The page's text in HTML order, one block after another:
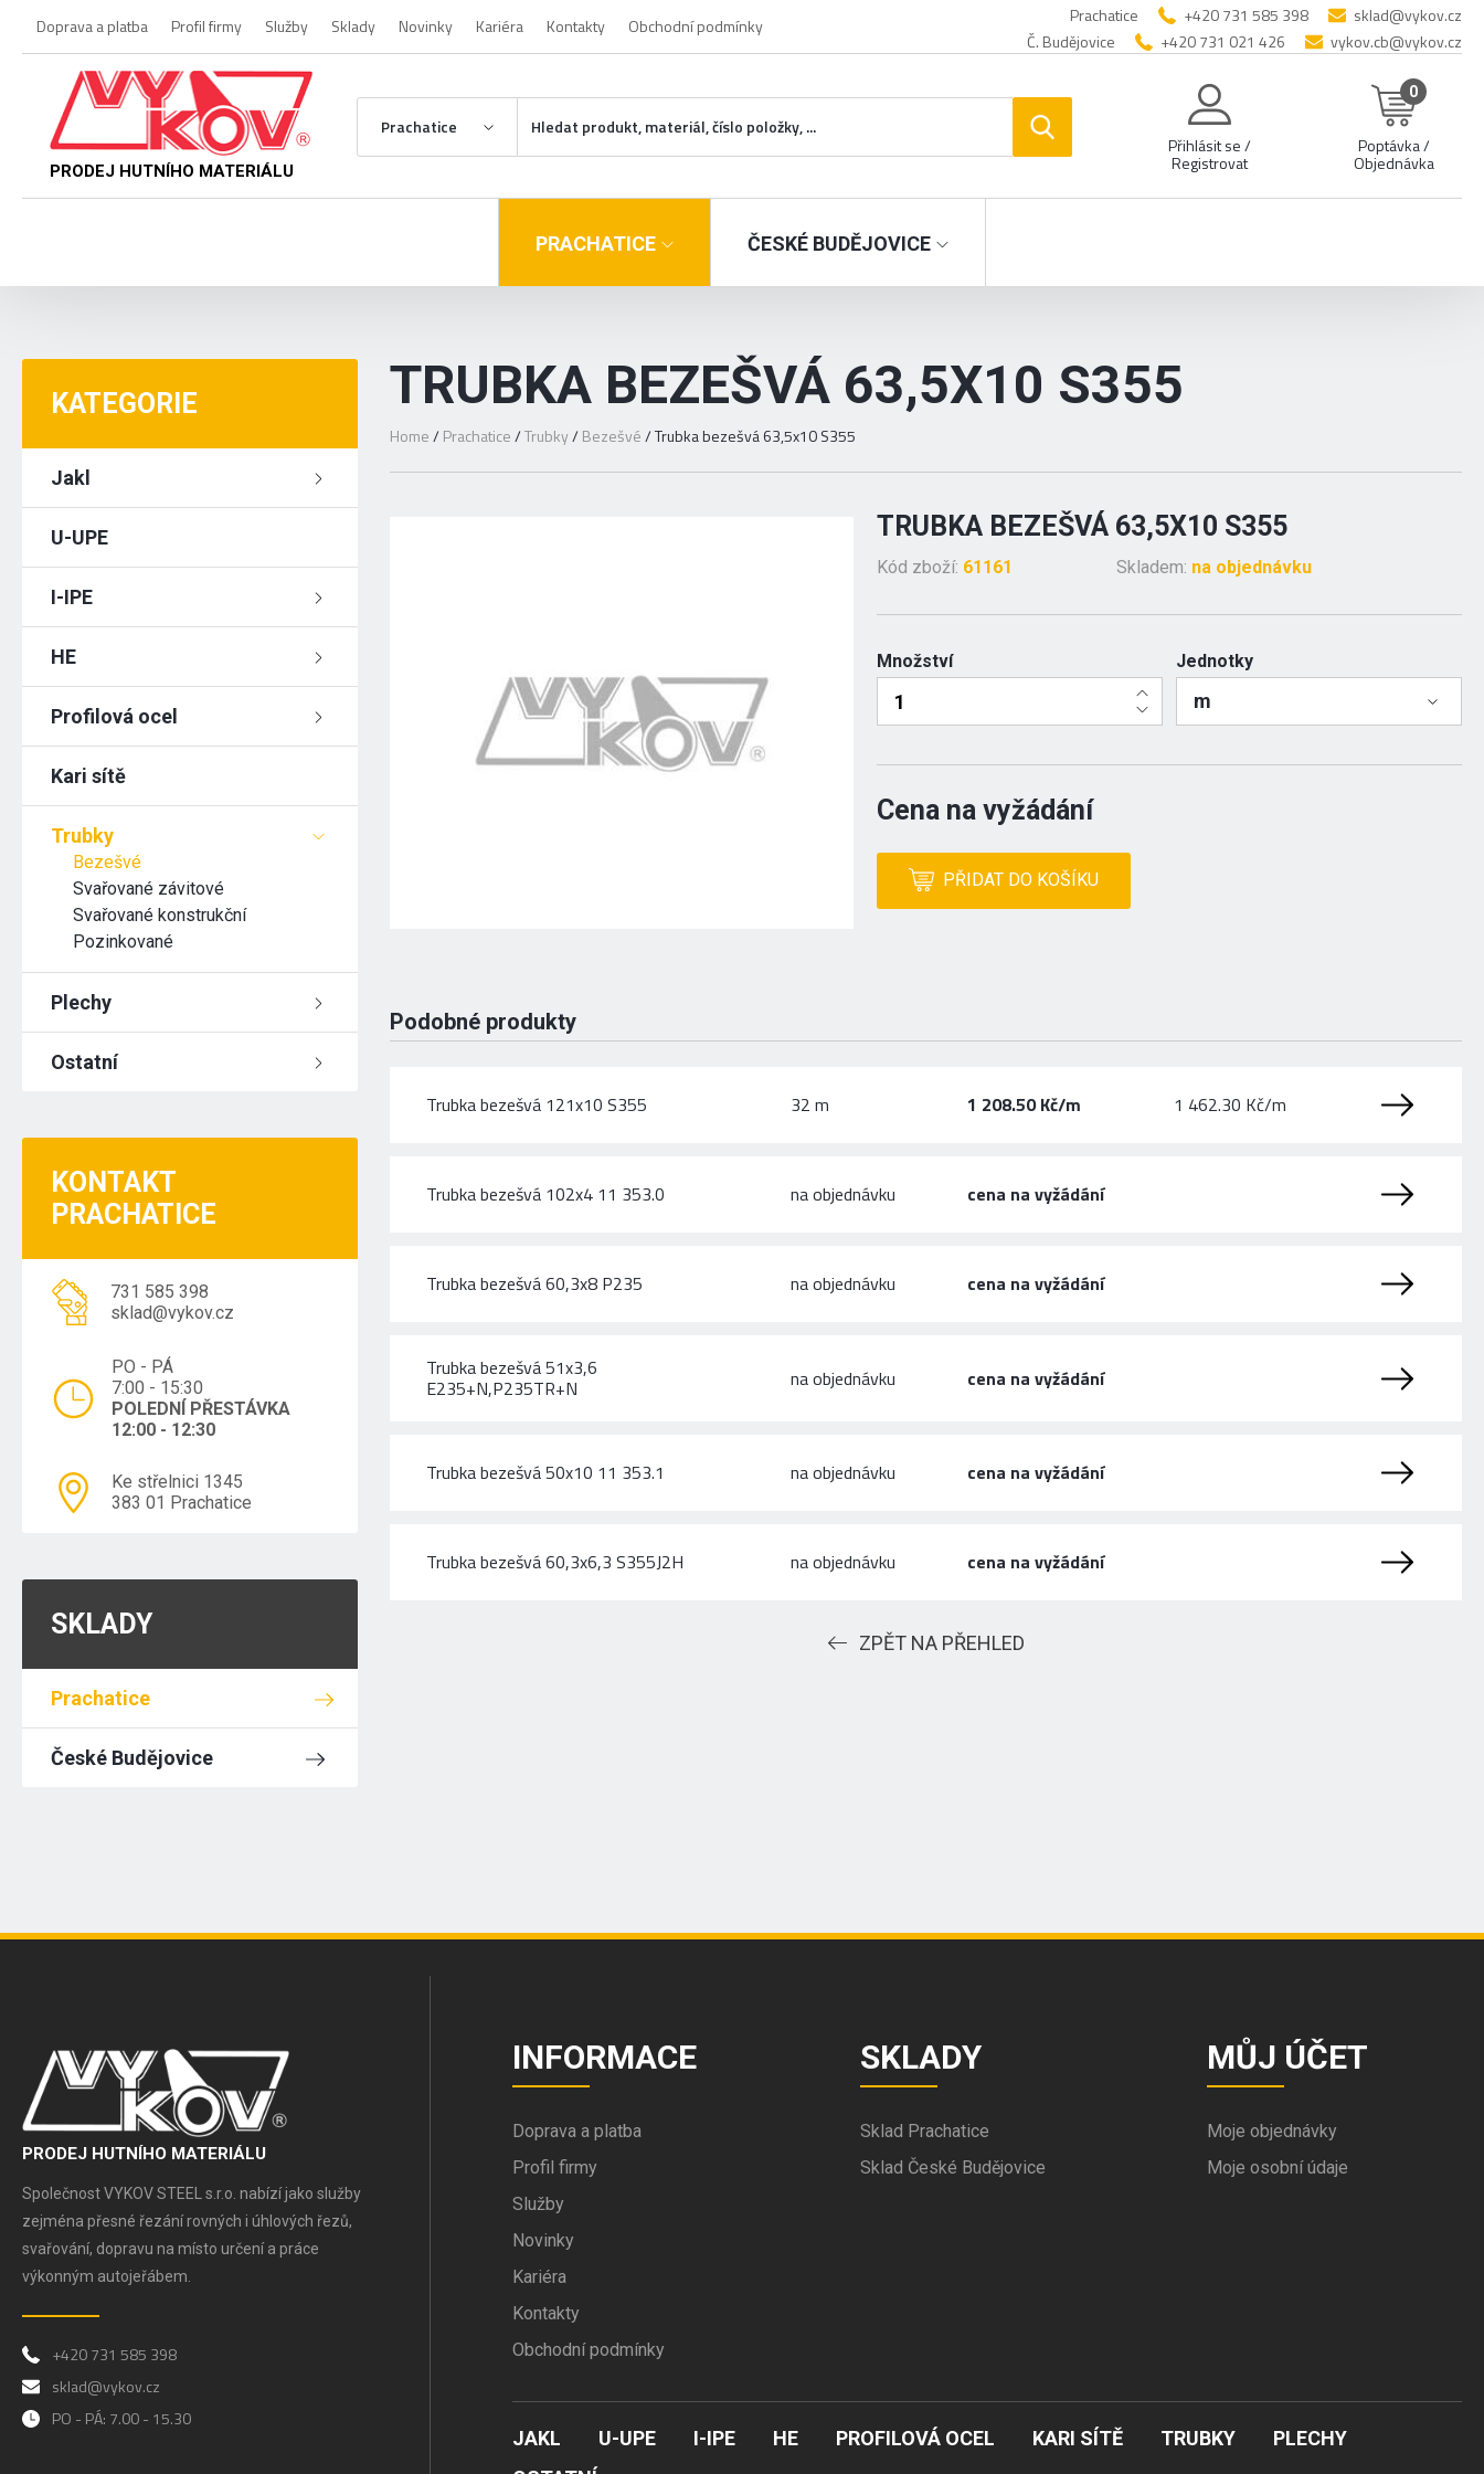
Doprava a platba Profil firmy Služby Sklady Novinky Kariéra Kontakty Obchodní podmínky Prachatice +420 731 585 398
sklad@vykov.cz
Č. Budějovice
+420 731 021 426 vykov.cb@vykov.cz
PRODEJ HUTNÍHO MATERIÁLU
Prachatice
Přihlásit se /
Registrovat
0
Poptávka /
Objednávka
PRACHATICE ČESKÉ BUDĚJOVICE
KATEGORIE
Jakl
U-UPE
I-IPE
HE
Profilová ocel
Kari sítě
Trubky
Bezešvé
Svařované závitové
Svařované konstrukční
Pozinkované
Plechy
Ostatní
KONTAKT
PRACHATICE
731 585 398
sklad@vykov.cz
PO - PÁ
7:00 - 15:30
POLEDNÍ PŘESTÁVKA
12:00 - 12:30
Ke střelnici 1345
383 01 Prachatice
SKLADY
Prachatice
České Budějovice
TRUBKA BEZEŠVÁ 63,5X10 S355
Home/ Prachatice/Trubky/ Bezešvé/Trubka bezešvá 63,5x10 S355
TRUBKA BEZEŠVÁ 63,5X10 S355
Kód zboží: 61161 Skladem: na objednávku
Množství Jednotky
m
Cena na vyžádání
PŘIDAT DO KOŠÍKU
Podobné produkty
Trubka bezešvá 121x10 S355 32 m 1 208.50 Kč/m 1 462.30 Kč/m
Trubka bezešvá 102x4 11 353.0 na objednávku cena na vyžádání
Trubka bezešvá 60,3x8 P235 na objednávku cena na vyžádání
Trubka bezešvá 51x3,6
E235+N,P235TR+N na objednávku cena na vyžádání
Trubka bezešvá 50x10 11 353.1 na objednávku cena na vyžádání
Trubka bezešvá 60,3x6,3 S355J2H na objednávku cena na vyžádání
ZPĚT NA PŘEHLED
PRODEJ HUTNÍHO MATERIÁLU
Společnost VYKOV STEEL s.r.o. nabízí jako služby
zejména přesné řezání rovných i úhlových řezů,
svařování, dopravu na místo určení a práce
výkonným autojeřábem.
+420 731 585 398
sklad@vykov.cz
PO - PÁ: 7.00 - 15.30
INFORMACE
Doprava a platba
Profil firmy
Služby
Novinky
Kariéra
Kontakty
Obchodní podmínky
SKLADY
Sklad Prachatice
Sklad České Budějovice
MŮJ ÚČET
Moje objednávky
Moje osobní údaje
JAKL U-UPE I-IPE HE PROFILOVÁ OCEL KARI SÍTĚ TRUBKY
PLECHY